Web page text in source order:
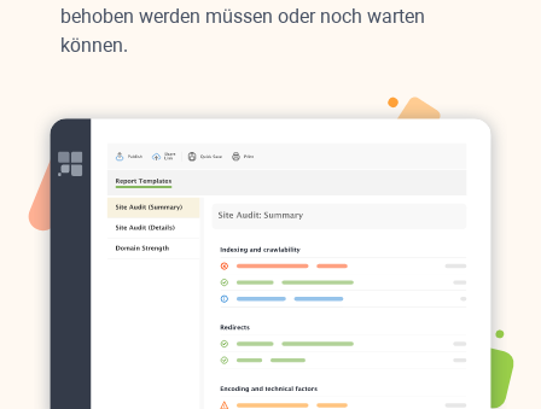
behoben werden müssen oder noch warten
können.